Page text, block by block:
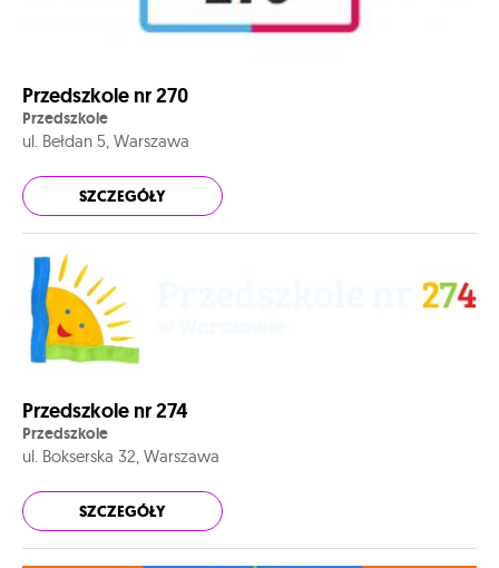
Przedszkole nr 270
Przedszkole
ul. Bełdan 5, Warszawa
SZCZEGÓŁY
Przedszkole nr 274
Przedszkole
ul. Bokserska 32, Warszawa
SZCZEGÓŁY